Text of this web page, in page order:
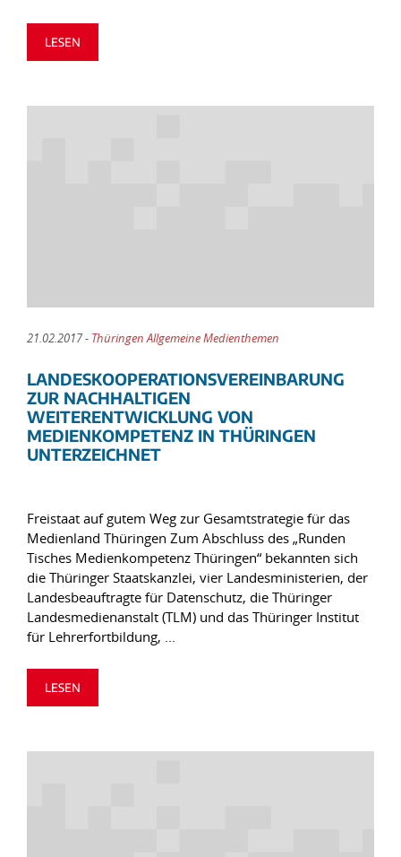
LESEN
21.02.2017 - Thüringen Allgemeine Medienthemen
LANDESKOOPERATIONSVEREINBARUNG
ZUR NACHHALTIGEN
WEITERENTWICKLUNG VON
MEDIENKOMPETENZ IN THÜRINGEN
UNTERZEICHNET
Freistaat auf gutem Weg zur Gesamtstrategie für das
Medienland Thüringen Zum Abschluss des „Runden
Tisches Medienkompetenz Thüringen“ bekannten sich
die Thüringer Staatskanzlei, vier Landesministerien, der
Landesbeauftragte für Datenschutz, die Thüringer
Landesmedienanstalt (TLM) und das Thüringer Institut
für Lehrerfortbildung, ...
LESEN